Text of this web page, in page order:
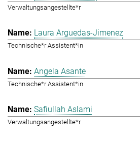
Verwaltungsangestellte*r
Laura Arguedas-Jimenez
Technische*r Assistent*in
Angela Asante
Technische*r Assistent*in
Safiullah Aslami
Verwaltungsangestellte*r